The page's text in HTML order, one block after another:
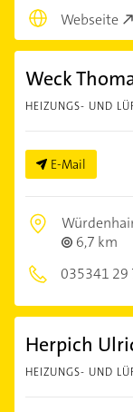
Webseite
Weck
HEIZUNGS- UND
E-Mail
6,7 km
035341 29
Herpich
HEIZUNGS- UND